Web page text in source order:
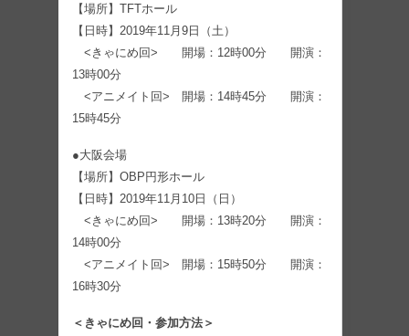
【場所】TFTホール
【日時】2019年11月9日（土）
<きゃにめ回> 開場：12時00分 開演：
13時00分
<アニメイト回> 開場：14時45分 開演：
15時45分
●大阪会場
【場所】OBP円形ホール
【日時】2019年11月10日（日）
<きゃにめ回> 開場：13時20分 開演：
14時00分
<アニメイト回> 開場：15時50分 開演：
16時30分
＜きゃにめ回・参加方法＞